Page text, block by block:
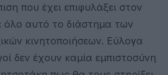
που έχει επιφυλάξει στον
όλο αυτό το διάστημα των
κινητοποιήσεων. Εύλογα
δεν έχουν καμία εμπιστοσύνη